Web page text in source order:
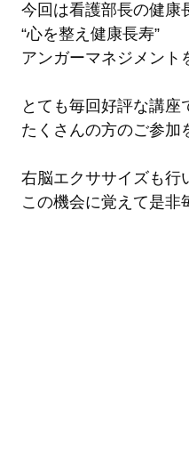
今回は看護部長の健康
“心を整え健康長寿”
アンガーマネジメント
とても毎回好評な講座
たくさんの方のご参加
右脳エクササイズも行
この機会に覚えて是非